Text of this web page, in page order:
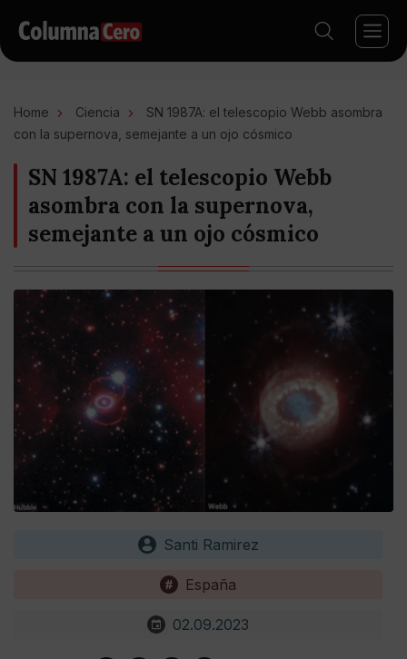
Home Ciencia
SN 1987A: el telescopio Webb asombra
con la supernova, semejante a un ojo cósmico
SN 1987A: el telescopio Webb
asombra con la supernova,
semejante a un ojo cósmico
Santi Ramirez
España
02.09.2023